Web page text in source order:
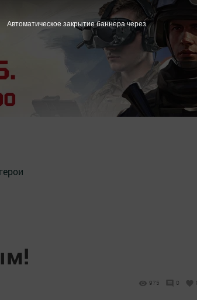
975 0
Автоматическое закрытие баннера через